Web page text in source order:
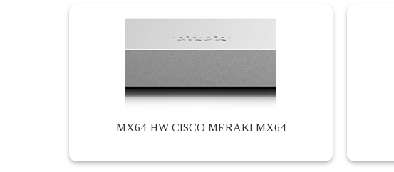
MX64-HW CISCO MERAKI MX64